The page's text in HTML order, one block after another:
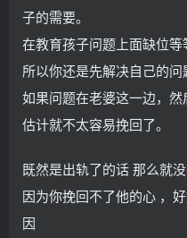
子的需要。
在教育孩子问题上面缺位等
所以你还是先解决自己的问
如果问题在老婆这一边，然
估计就不太容易挽回了。
既然是出轨了的话 那么就
因为你挽回不了他的心 ，
因